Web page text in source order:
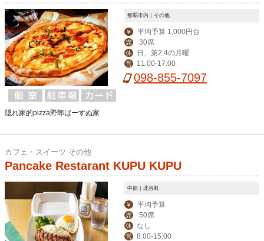
那覇市内｜その他
￥ 平均予算 1,000円台
席 30席
休 日、第2,4の月曜
営 11:00-17:00
098-855-7097
隠れ家的pizza野郎ばーすぬ家
カフェ・スイーツ その他
Pancake Restarant KUPU KUPU
中部｜北谷町
￥ 平均予算
席 50席
休 なし
営 8:00-15:00